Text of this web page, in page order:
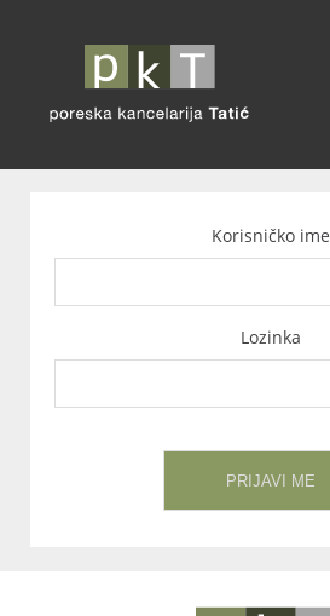
Korisničko ime
Lozinka